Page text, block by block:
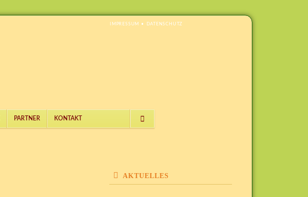
NAVIGATION
IMPRESSUM DATENSCHUTZ
ÜBERSPRINGEN
PARTNER KONTAKT
AKTUELLES